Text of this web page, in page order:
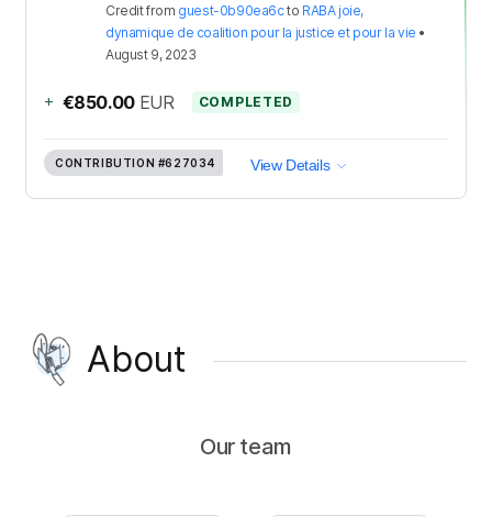
Creditfrom guest-0b90ea6cto RABA joie,
dynamique de coalition pour la justice et pour la vie •
August 9, 2023
+ €850.00 EUR COMPLETED
CONTRIBUTION #627034 View Details
About
Our team